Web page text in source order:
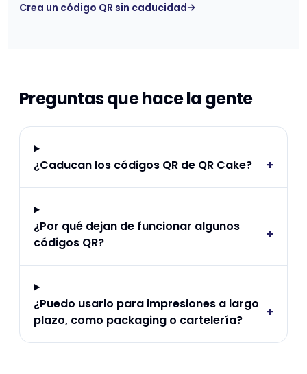
Crea un código QR sin caducidad
Preguntas que hace la gente
¿Caducan los códigos QR de QR Cake? +
¿Por qué dejan de funcionar algunos
códigos QR?
+
¿Puedo usarlo para impresiones a largo
plazo, como packaging o cartelería?
+